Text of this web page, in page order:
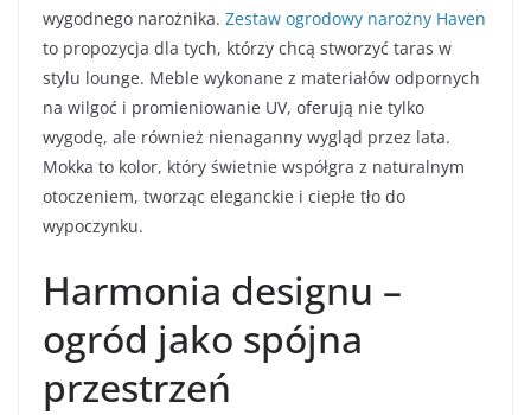
wygodnego narożnika. Zestaw ogrodowy narożny Haven
to propozycja dla tych, którzy chcą stworzyć taras w
stylu lounge. Meble wykonane z materiałów odpornych
na wilgoć i promieniowanie UV, oferują nie tylko
wygodę, ale również nienaganny wygląd przez lata.
Mokka to kolor, który świetnie współgra z naturalnym
otoczeniem, tworząc eleganckie i ciepłe tło do
wypoczynku.
Harmonia designu –
ogród jako spójna
przestrzeń